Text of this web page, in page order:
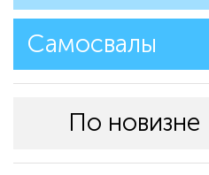
Самосвалы
По новизне